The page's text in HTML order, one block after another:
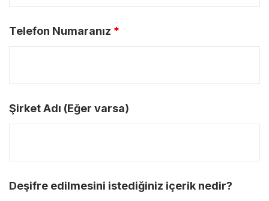
Telefon Numaranız *
Şirket Adı (Eğer varsa)
Deşifre edilmesini istediğiniz içerik nedir?